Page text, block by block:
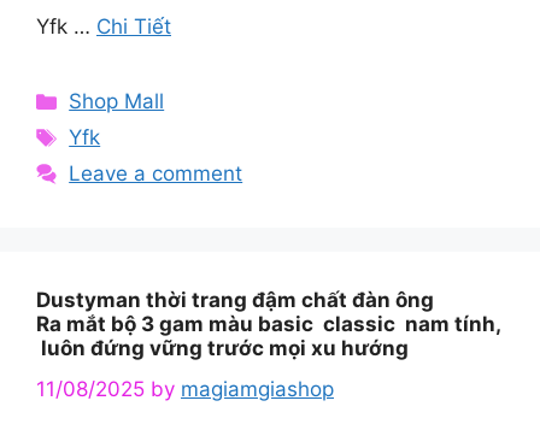
Yfk … Chi Tiết
Categories
Shop Mall
Tags
Yfk
Leave a comment
Dustyman thời trang đậm chất đàn ông
Ra mắt bộ 3 gam màu basic classic nam tính,
luôn đứng vững trước mọi xu hướng
11/08/2025 by magiamgiashop